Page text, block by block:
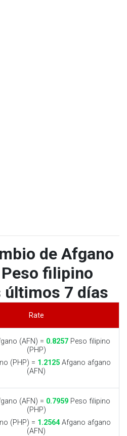
de Afgano
filipino
últimos 7 días
Rate
(AFN) = 0.8257 Peso filipino
(PHP)
(PHP) = 1.2125Afgano afgano
(AFN)
(AFN) = 0.7959 Peso filipino
(PHP)
(PHP) = 1.2564Afgano afgano
(AFN)